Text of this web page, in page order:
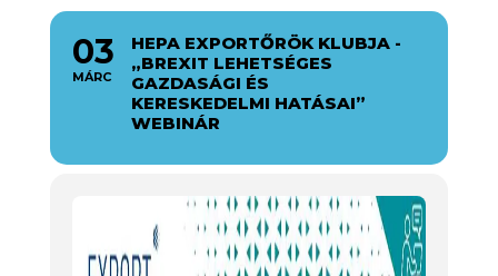
03
MÁRC
HEPA EXPORTŐRÖK KLUBJA -
„BREXIT LEHETSÉGES
GAZDASÁGI ÉS
KERESKEDELMI HATÁSAI”
WEBINÁR